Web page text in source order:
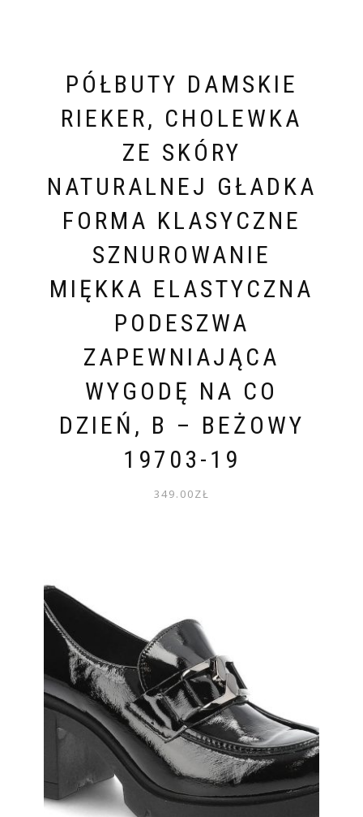
PÓŁBUTY DAMSKIE
RIEKER, CHOLEWKA
ZE SKÓRY
NATURALNEJ GŁADKA
FORMA KLASYCZNE
SZNUROWANIE
MIĘKKA ELASTYCZNA
PODESZWA
ZAPEWNIAJĄCA
WYGODĘ NA CO
DZIEŃ, B – BEŻOWY
19703-19
349.00ZŁ